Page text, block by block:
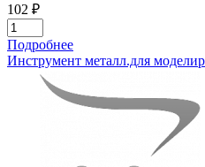
102 ₽
Подробнее
Инструмент металл.для